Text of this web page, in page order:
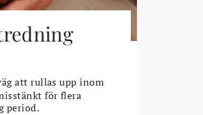
att rullas upp inom
för flera
period.